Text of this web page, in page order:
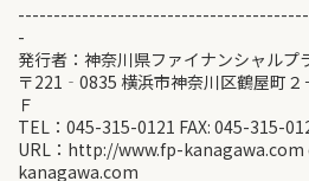
-
発行者：神奈川県ファイナンシャルプ
〒221‐0835 横浜市神奈川区鶴屋町２
Ｆ
TEL：045-315-0121 FAX: 045-315-
URL：http://www.fp-
kanagawa.com